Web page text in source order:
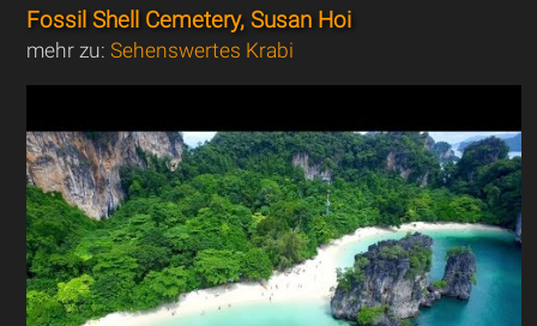
Fossil Shell Cemetery, Susan Hoi
mehr zu:Sehenswertes Krabi